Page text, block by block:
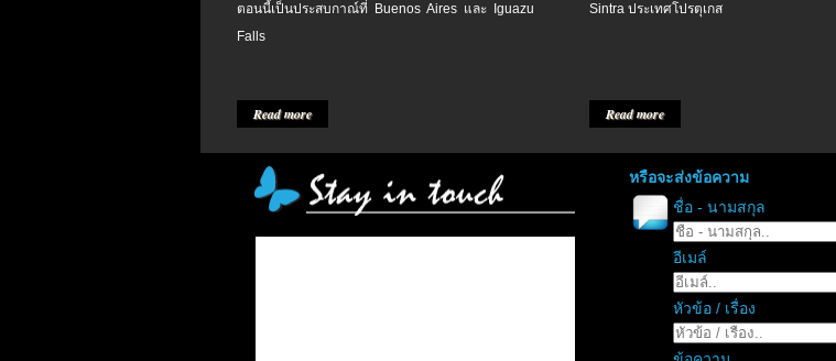
ตอนนี้เป็นประสบกาณ์ที่ Buenos Aires และ Iguazu
Falls
Read more
Sintra ประเทศโปรตุเกส
Read more
หรือจะส่งข้อความ
ชื่อ - นามสกุล
อีเมล์
หัวข้อ / เรื่อง